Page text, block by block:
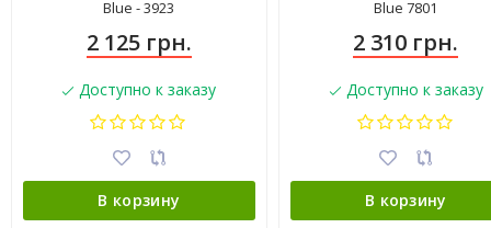
Blue - 3923
2 125 грн.
Доступно к заказу
В корзину
Blue 7801
2 310 грн.
Доступно к заказу
В корзину